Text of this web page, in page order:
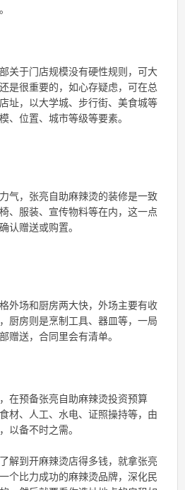
关于门店规模没有硬性规则，可大
是很重要的，如心存疑虑，可在总
址，以大学城、步行街、美食城等
、位置、城市等级等要素。
气，张亮自助麻辣烫的装修是一致
、服装、宣传物料等在内，这一点
认赠送或购置。
外场和厨房两大快，外场主要有收
厨房则是烹制工具、器皿等，一局
赠送，合同里会有清单。
在预备张亮自助麻辣烫投资预算
材、人工、水电、证照操持等，由
以备不时之需。
解到开麻辣烫店得多钱，就拿张亮
个比力成功的麻辣烫品牌，深化民